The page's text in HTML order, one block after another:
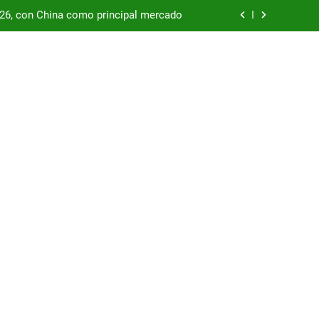
con China como principal mercado
con China como principal mercado
enfrentar una segunda oleada de
supera los USD 100.000 millones